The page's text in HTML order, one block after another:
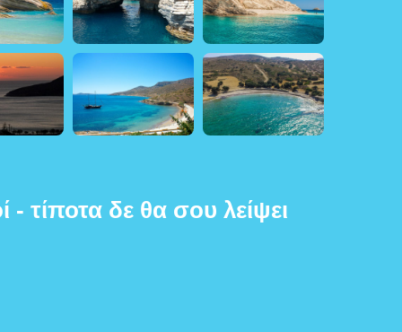
- τίποτα δε θα σου λείψει